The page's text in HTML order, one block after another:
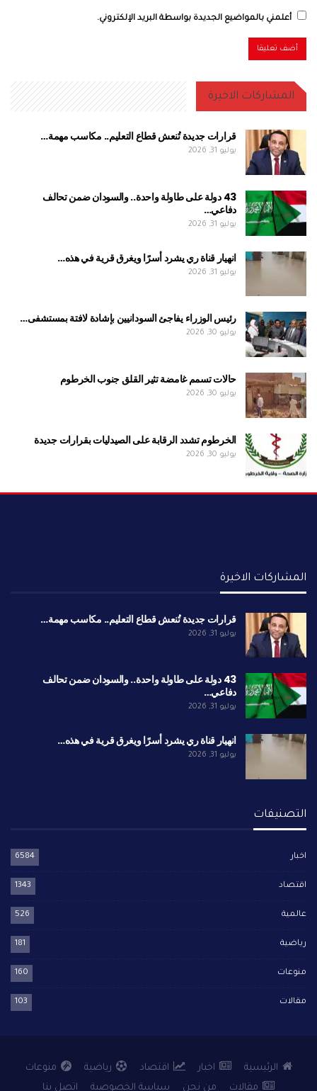
أعلمني بالمواضيع الجديدة بواسطة البريد الإلكتروني.
المشاركات الاخيرة
قرارات جديدة تُنعش قطاع التعليم.. مكاسب مهمة…
يوليو 31, 2026
43 دولة على طاولة واحدة.. والسودان ضمن تحالف
دفاعي…
يوليو 31, 2026
انهيار قناة ري يشرد أسرًا ويغرق قرية في هذه…
يوليو 31, 2026
رئيس الوزراء يفاجئ السودانيين بإشادة لافتة بمستشفى…
يوليو 30, 2026
حالات تسمم غامضة تثير القلق جنوب الخرطوم
يوليو 30, 2026
الخرطوم تشدد الرقابة على الصيدليات بقرارات جديدة
يوليو 30, 2026
المشاركات الاخيرة
قرارات جديدة تُنعش قطاع التعليم.. مكاسب مهمة…
يوليو 31, 2026
43 دولة على طاولة واحدة.. والسودان ضمن تحالف
دفاعي…
يوليو 31, 2026
انهيار قناة ري يشرد أسرًا ويغرق قرية في هذه…
يوليو 31, 2026
التصنيفات
اخبار 6584
اقتصاد 1343
عالمية 526
رياضية 181
منوعات 160
مقالات 103
الرئيسية اخبار اقتصاد رياضية
منوعات
مقالات
من نحن سياسة الخصوصية اتصل بنا